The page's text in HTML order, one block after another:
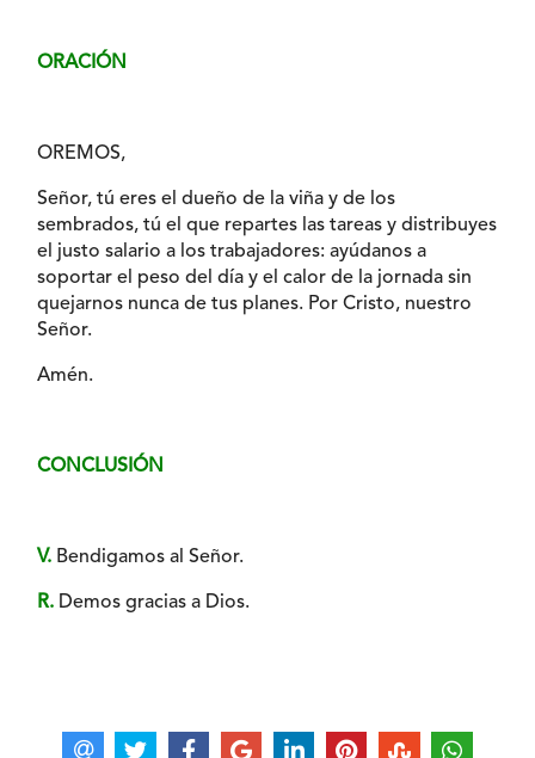
ORACIÓN
OREMOS,
Señor, tú eres el dueño de la viña y de los
sembrados, tú el que repartes las tareas y distribuyes
el justo salario a los trabajadores: ayúdanos a
soportar el peso del día y el calor de la jornada sin
quejarnos nunca de tus planes. Por Cristo, nuestro
Señor.
Amén.
CONCLUSIÓN
V. Bendigamos al Señor.
R. Demos gracias a Dios.